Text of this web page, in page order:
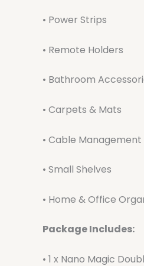
• Power Strips
• Remote Holders
• Bathroom
• Carpets & Mats
• Cable Management
• Small Shelves
• Home & Office
Package Includes:
• 1 x Nano Magic